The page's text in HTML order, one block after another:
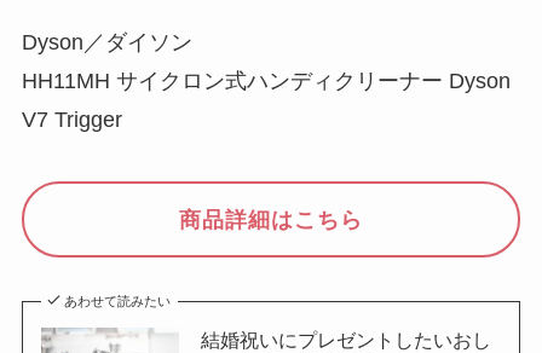
Dyson／ダイソン
HH11MH サイクロン式ハンディクリーナー Dyson
V7 Trigger
商品詳細はこちら
あわせて読みたい
結婚祝いにプレゼントしたいおし